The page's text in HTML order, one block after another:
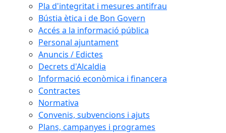
Pla d'integritat i mesures antifrau
Bústia ètica i de Bon Govern
Accés a la informació pública
Personal ajuntament
Anuncis / Edictes
Decrets d'Alcaldia
Informació econòmica i financera
Contractes
Normativa
Convenis, subvencions i ajuts
Plans, campanyes i programes